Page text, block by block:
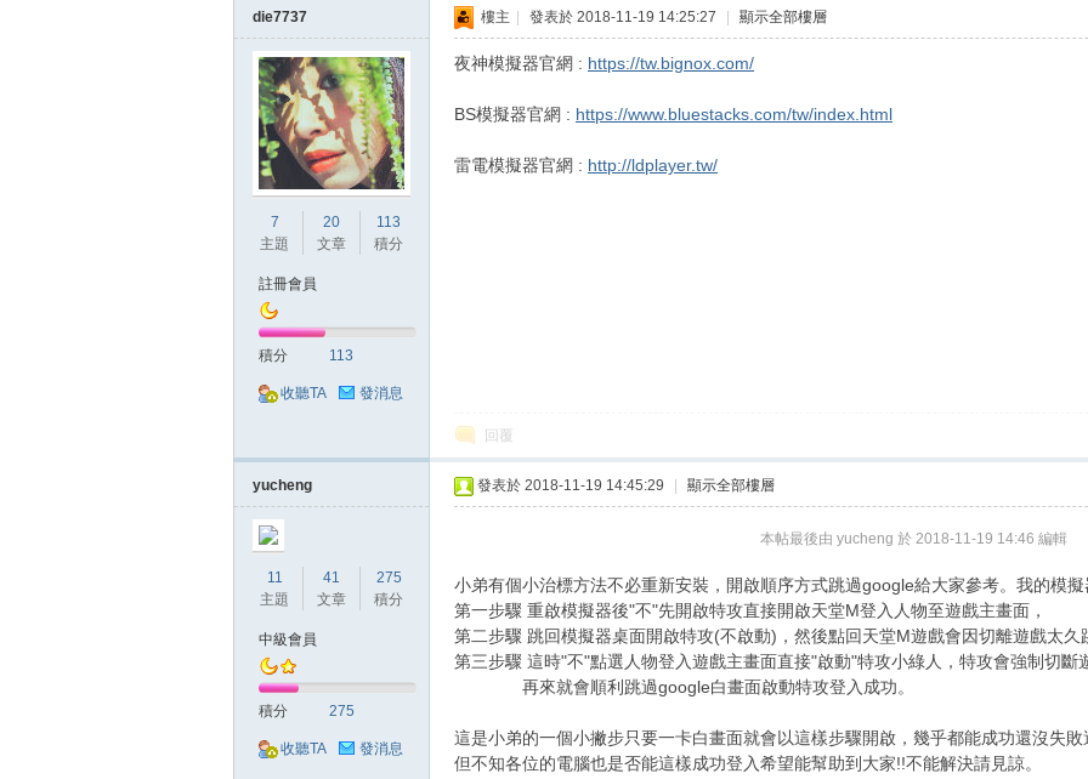
die7737
7
主題
20
文章
113
積分
註冊會員
積分 113
收聽TA 發消息
樓主 發表於 2018-11-19 14:25:27 顯示全部樓層
夜神模擬器官網 : https://tw.bignox.com/
BS模擬器官網 : https://www.bluestacks.com/tw/index.html
雷電模擬器官網 : http://ldplayer.tw/
回覆
yucheng
11
主題
41
文章
275
積分
中級會員
積分 275
收聽TA 發消息
發表於 2018-11-19 14:45:29 顯示全部樓層
本帖最後由 yucheng 於 2018-11-19 14:46 編輯
小弟有個小治標方法不必重新安裝，開啟順序方式跳過google給大家參考。我的模
第一步驟 重啟模擬器後"不"先開啟特攻直接開啟天堂M登入人物至遊戲主畫面，
第二步驟 跳回模擬器桌面開啟特攻(不啟動)，然後點回天堂M遊戲會因切離遊戲太久
第三步驟 這時"不"點選人物登入遊戲主畫面直接"啟動"特攻小綠人，特攻會強制切斷
再來就會順利跳過google白畫面啟動特攻登入成功。
這是小弟的一個小撇步只要一卡白畫面就會以這樣步驟開啟，幾乎都能成功還沒失敗
但不知各位的電腦也是否能這樣成功登入希望能幫助到大家!!不能解決請見諒。